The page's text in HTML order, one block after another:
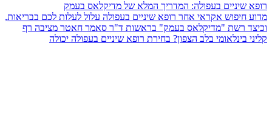
רופא שיניים בעפולה: המדריך המלא של מדיקלאס בעמק
מדוע חיפוש אקראי אחר רופא שיניים בעפולה עלול לעלות לכם בבריאות,
וכיצד רשת "מדיקלאס בעמק" בראשות ד"ר סאמר חאטר מציבה רף
קליני בינלאומי בלב הצפון? בחירת רופא שיניים בעפולה יכולה